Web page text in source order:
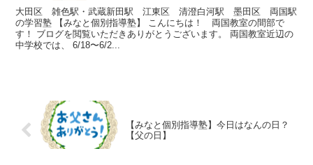
大田区 雑色駅・武蔵新田駅 江東区 清澄白河駅 墨田区 両国駅
の学習塾 【みなと個別指導塾】 こんにちは！ 両国教室の間部で
す！ ブログを閲覧いただきありがとうございます。 両国教室近辺の
中学校では、 6/18〜6/2...
【みなと個別指導塾】今日はなんの日？
【父の日】